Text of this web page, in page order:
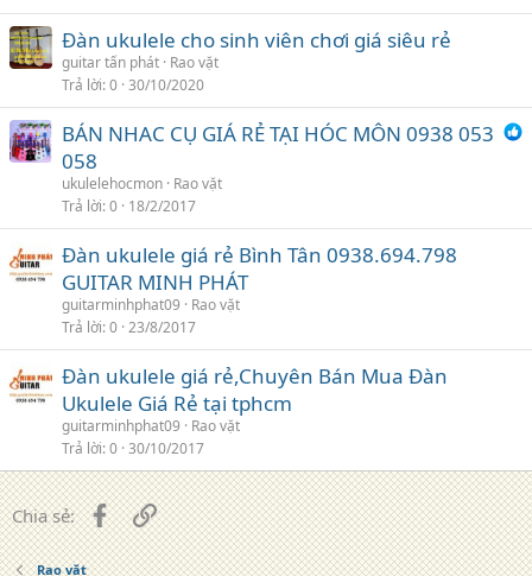
Đàn ukulele cho sinh viên chơi giá siêu rẻ
guitar tấn phát Rao vặt
Trả lời 0 30/10/2020
BÁN NHAC CỤ GIÁ RẺ TẠI HÓC MÔN 0938 053
058
ukulelehocmon Rao vặt
Trả lời 0 18/2/2017
Đàn ukulele giá rẻ Bình Tân 0938.694.798
GUITAR MINH PHÁT
guitarminhphat09
Rao vặt
Trả lời 0 23/8/2017
Đàn ukulele giá rẻ,Chuyên Bán Mua Đàn
Ukulele Giá Rẻ tại tphcm
guitarminhphat09
Rao vặt
Trả lời 0 30/10/2017
Chia sẻ: FacebookLiên kết
Rao vặt